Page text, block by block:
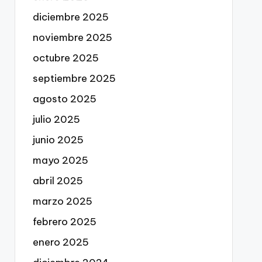
diciembre 2025
noviembre 2025
octubre 2025
septiembre 2025
agosto 2025
julio 2025
junio 2025
mayo 2025
abril 2025
marzo 2025
febrero 2025
enero 2025